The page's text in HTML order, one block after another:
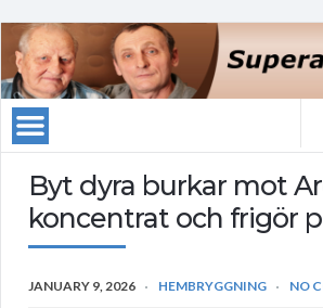
Byt dyra burkar mot
koncentrat och frigör
JANUARY 9, 2026 HEMBRYGGNING NO